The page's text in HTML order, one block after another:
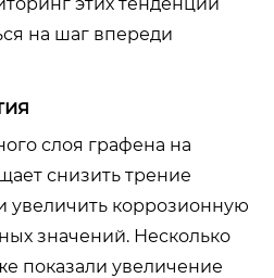
на шаг впереди
слоя графена на
снизить трение
увеличить коррозионную
значений. Несколько
показали увеличение